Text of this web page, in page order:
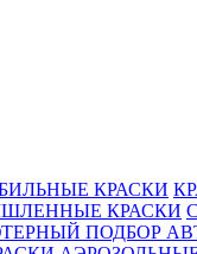
КРАСКИ
КРАСКИ
ПОДБОР